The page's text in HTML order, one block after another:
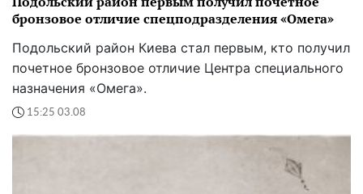
бронзовое отличие спецподразделения «Омега»
Подольский район Киева стал первым, кто получил
почетное бронзовое отличие Центра специального
назначения «Омега».
15:25 03.08